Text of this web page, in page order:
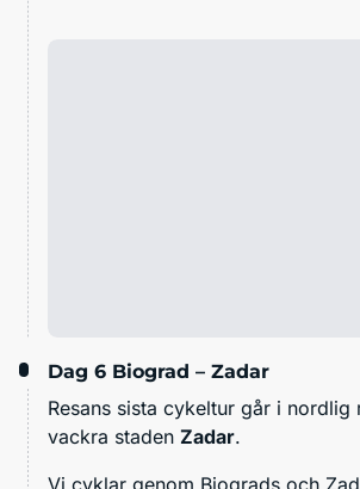
Dag 6 Biograd – Zadar
Resans sista cykeltur går i
vackra staden Zadar.